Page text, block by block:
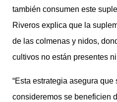
también consumen este
Riveros explica que la
de las colmenas y nidos,
cultivos no están presentes
“Esta estrategia asegura
consideremos se beneficien